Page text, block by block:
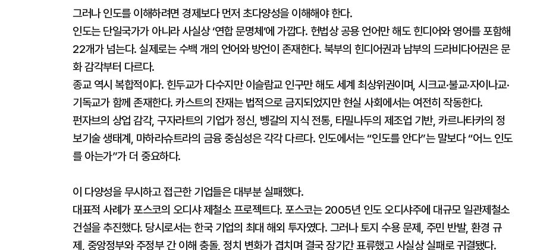
그러나 인도를 이해하려면 경제보다 먼저 초다양성을 이해해야 한다.
인도는 단일국가가 아니라 사실상 ‘연합 문명체’에 가깝다. 헌법상 공용 언어만 해도 힌디어와 영어를 포함해
22개가 넘는다. 실제로는 수백 개의 언어와 방언이 존재한다. 북부의 힌디어권과 남부의 드라비다어권은 문
화 감각부터 다르다.
종교 역시 복합적이다. 힌두교가 다수지만 이슬람교 인구만 해도 세계 최상위권이며, 시크교·불교·자이나교·
기독교가 함께 존재한다. 카스트의 잔재는 법적으로 금지되었지만 현실 사회에서는 여전히 작동한다.
펀자브의 상업 감각, 구자라트의 기업가 정신, 벵갈의 지식 전통, 타밀나두의 제조업 기반, 카르나타카의 정
보기술 생태계, 마하라슈트라의 금융 중심성은 각각 다르다. 인도에서는 “인도를 안다”는 말보다 “어느 인도
를 아는가”가 더 중요하다.
이 다양성을 무시하고 접근한 기업들은 대부분 실패했다.
대표적 사례가 포스코의 오디샤 제철소 프로젝트다. 포스코는 2005년 인도 오디샤주에 대규모 일관제철소
건설을 추진했다. 당시로서는 한국 기업의 최대 해외 투자였다. 그러나 토지 수용 문제, 주민 반발, 환경 규
제, 중앙정부와 주정부 간 이해 충돌, 정치 변화가 겹치며 결국 장기간 표류했고 사실상 실패로 귀결됐다.